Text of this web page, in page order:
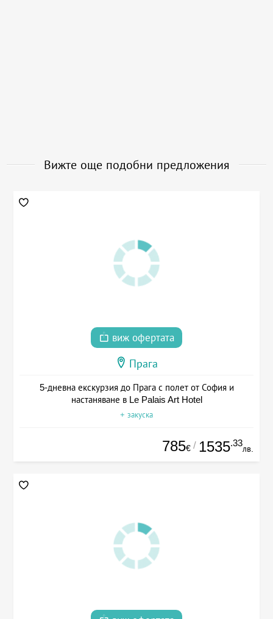
Вижте още подобни предложения
виж офертата
Прага
5-дневна екскурзия до Прага с полет от София и
настаняване в Le Palais Art Hotel
+ закуска
785€ / 1535.33
лв.